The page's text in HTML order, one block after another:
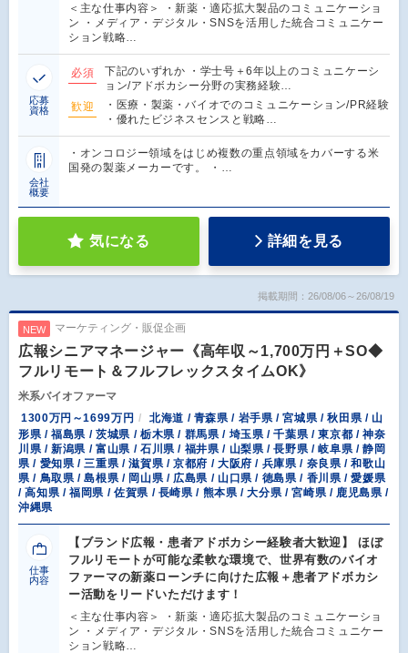
＜主な仕事内容＞ ・新薬・適応拡大製品のコミュニケーショ
ン ・メディア・デジタル・SNSを活用した統合コミュニケー
ション戦略…
応募
資格
必須
下記のいずれか ・学士号＋6年以上のコミュニケーシ
ョン/アドボカシー分野の実務経験…
歓迎
・医療・製薬・バイオでのコミュニケーション/PR経験
・優れたビジネスセンスと戦略…
会社
概要
・オンコロジー領域をはじめ複数の重点領域をカバーする米
国発の製薬メーカーです。 ・…
気になる 詳細を見る
掲載期間：26/08/06～26/08/19
NEW マーケティング・販促企画
広報シニアマネージャー《高年収～1,700万円＋SO◆
フルリモート＆フルフレックスタイムOK》
米系バイオファーマ
1300万円～1699万円
北海道 / 青森県 / 岩手県 / 宮城県 / 秋田県 / 山
形県 / 福島県 / 茨城県 / 栃木県 / 群馬県 / 埼玉県 / 千葉県 / 東京都 / 神奈
川県 / 新潟県 / 富山県 / 石川県 / 福井県 / 山梨県 / 長野県 / 岐阜県 / 静岡
県 / 愛知県 / 三重県 / 滋賀県 / 京都府 / 大阪府 / 兵庫県 / 奈良県 / 和歌山
県 / 鳥取県 / 島根県 / 岡山県 / 広島県 / 山口県 / 徳島県 / 香川県 / 愛媛県
/ 高知県 / 福岡県 / 佐賀県 / 長崎県 / 熊本県 / 大分県 / 宮崎県 / 鹿児島県 /
沖縄県
仕事
内容
【ブランド広報・患者アドボカシー経験者大歓迎】 ほぼ
フルリモートが可能な柔軟な環境で、世界有数のバイオ
ファーマの新薬ローンチに向けた広報＋患者アドボカシ
ー活動をリードいただけます！
＜主な仕事内容＞ ・新薬・適応拡大製品のコミュニケーショ
ン ・メディア・デジタル・SNSを活用した統合コミュニケー
ション戦略…